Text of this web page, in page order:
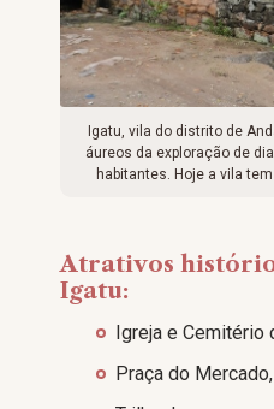
Igatu, vila do distrito de
áureos da exploração de
habitantes. Hoje a vila
Atrativos
Igatu:
Igreja e Cemitério
Praça do Mercado,